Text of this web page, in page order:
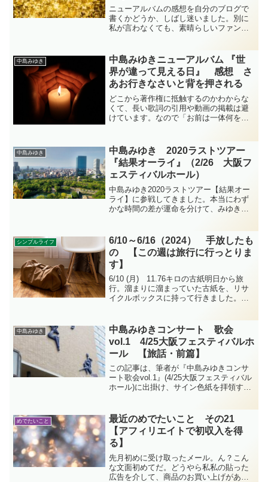
ニューアルバムの感想を自分のブログで
書くかどうか、しばし迷いました。別に
私が言わなくても、素晴らしいファンブ
いたい、あ～、濃厚なアルバムでした
～。温泉か、強力なパワースポットに行
ってきた後のような気持ちになります。
中島みゆき
中島みゆきニューアルバム 『世
界が違って見える日』 感想 さ
あお行きなさいと背を押される
どこから著作権に抵触するのかわからな
くて、長い歌詞の引用や動画の掲載は避
けています。なので「お前は一体何を言
りの、中島みゆきさんのオリジナルアル
バム。まず一回聴いての感想です。
中島みゆき
中島みゆき 2020ラストツアー
『結果オーライ』（2/26 大阪フ
ェスティバルホール）
中島みゆき2020ラストツアー【結果オー
ライ】に参戦してきました。本当にわず
かな時間の差が運命を分けて、みゆきさ
シンプルライフ
6/10～6/16（2024） 手放したも
の 【この週は旅行に行っとりま
す】
6/10 (月) 11.76キロの古紙明日から旅
行。溜まりに溜まっていた古紙を、リサ
イクルボックスに持って行きました。こ
埼玉及び東京に出かけておりました。少
し趣...
中島みゆき
中島みゆきコンサート 歌会
vol.1 4/25大阪フェスティバルホ
ール 【旅話・前篇】
この記事は、筆者が『中島みゆきコンサ
ート歌会vol.1』(4/25大阪フェスティバル
ホール)に出掛け、サイン色紙を拝領すべ
ト中のことには触れておりません。 旅
が始まるん...
めでたいこと
最近のめでたいこと その21
【アフィリエイトで初収入を得
る】
先月初めに受け取ったメール。ん？こん
な文面初めてだ。どうやら私私の貼った
広告を介して、商品のお買い上げがあっ